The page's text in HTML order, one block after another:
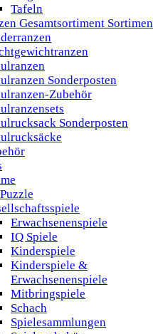
Tafeln
Gesamtsortiment
Sonderposten
Zubehör
Sonderposten
Erwachsenenspiele
IQ Spiele
Kinderspiele
Kinderspiele &
Erwachsenenspiele
Mitbringspiele
Schach
Spielesammlungen